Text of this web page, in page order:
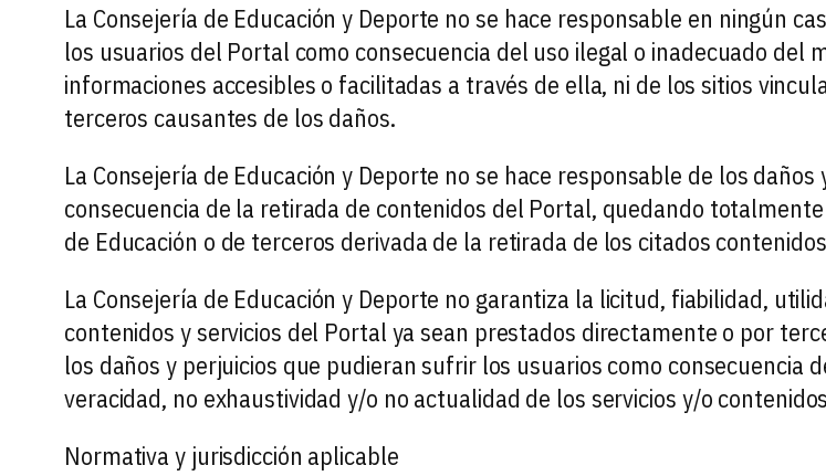
La Consejería de Educación y Deporte no se hace responsable en ningún
los usuarios del Portal como consecuencia del uso ilegal o inadecuado del
informaciones accesibles o facilitadas a través de ella, ni de los sitios
terceros causantes de los daños.
La Consejería de Educación y Deporte no se hace responsable de los
consecuencia de la retirada de contenidos del Portal, quedando
de Educación o de terceros derivada de la retirada de los citados
La Consejería de Educación y Deporte no garantiza la licitud, fiabilidad,
contenidos y servicios del Portal ya sean prestados directamente o por
los daños y perjuicios que pudieran sufrir los usuarios como
veracidad, no exhaustividad y/o no actualidad de los servicios y/o
Normativa y jurisdicción aplicable